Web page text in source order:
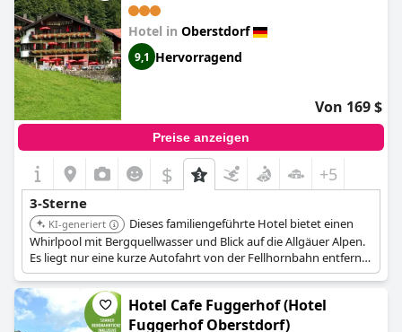
Hotel in Oberstdorf
9,1 Hervorragend
Von 169 $
Preise anzeigen
$ +5
3-Sterne
KI-generiert
Dieses familiengeführte Hotel bietet einen
Whirlpool mit Bergquellwasser und Blick auf die Allgäuer Alpen.
Es liegt nur eine kurze Autofahrt von der Fellhornbahn entfernt
und bietet bequemen Zugang zum Skifahren und Wandern. Das
Hotel bietet eine ruhige Umgebung und eine einladende
Atmosphäre.
Hotel Cafe Fuggerhof (Hotel
Fuggerhof Oberstdorf)